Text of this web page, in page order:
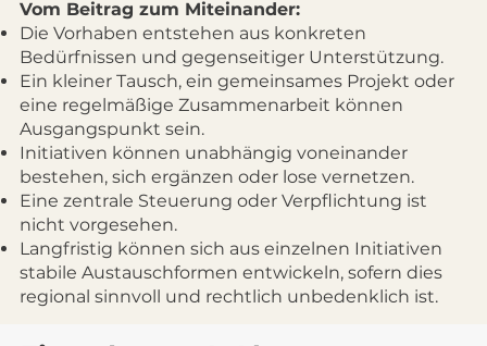
Vom Beitrag zum Miteinander:
Die Vorhaben entstehen aus konkreten
Bedürfnissen und gegenseitiger Unterstützung.
Ein kleiner Tausch, ein gemeinsames Projekt oder
eine regelmäßige Zusammenarbeit können
Ausgangspunkt sein.
Initiativen können unabhängig voneinander
bestehen, sich ergänzen oder lose vernetzen.
Eine zentrale Steuerung oder Verpflichtung ist
nicht vorgesehen.
Langfristig können sich aus einzelnen Initiativen
stabile Austauschformen entwickeln, sofern dies
regional sinnvoll und rechtlich unbedenklich ist.